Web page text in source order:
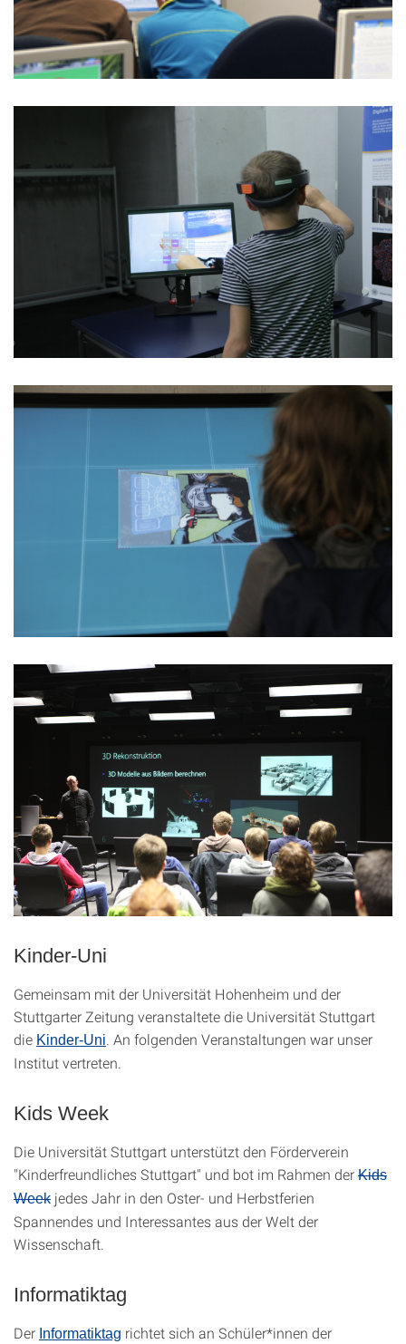
Kinder-Uni
Gemeinsam mit der Universität Hohenheim und der
Stuttgarter Zeitung veranstaltete die Universität Stuttgart
die Kinder-Uni. An folgenden Veranstaltungen war unser
Institut vertreten.
Kids Week
Die Universität Stuttgart unterstützt den Förderverein
"Kinderfreundliches Stuttgart" und bot im Rahmen der Kids
Week jedes Jahr in den Oster- und Herbstferien
Spannendes und Interessantes aus der Welt der
Wissenschaft.
Informatiktag
Der Informatiktag richtet sich an Schüler*innen der